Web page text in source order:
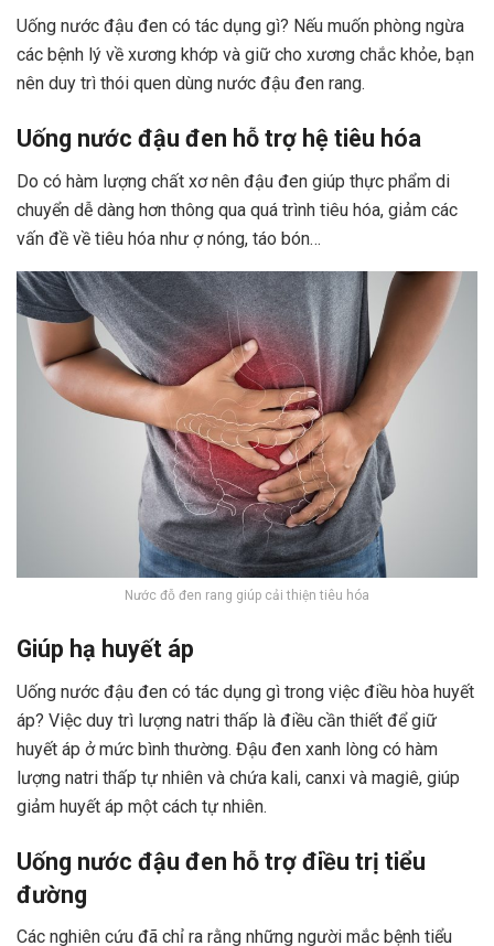
Uống nước đậu đen có tác dụng gì? Nếu muốn phòng ngừa
các bệnh lý về xương khớp và giữ cho xương chắc khỏe, bạn
nên duy trì thói quen dùng nước đậu đen rang.
Uống nước đậu đen hỗ trợ hệ tiêu hóa
Do có hàm lượng chất xơ nên đậu đen giúp thực phẩm di
chuyển dễ dàng hơn thông qua quá trình tiêu hóa, giảm các
vấn đề về tiêu hóa như ợ nóng, táo bón…
Nước đỗ đen rang giúp cải thiện tiêu hóa
Giúp hạ huyết áp
Uống nước đậu đen có tác dụng gì trong việc điều hòa huyết
áp? Việc duy trì lượng natri thấp là điều cần thiết để giữ
huyết áp ở mức bình thường. Đậu đen xanh lòng có hàm
lượng natri thấp tự nhiên và chứa kali, canxi và magiê, giúp
giảm huyết áp một cách tự nhiên.
Uống nước đậu đen hỗ trợ điều trị tiểu
đường
Các nghiên cứu đã chỉ ra rằng những người mắc bệnh tiểu